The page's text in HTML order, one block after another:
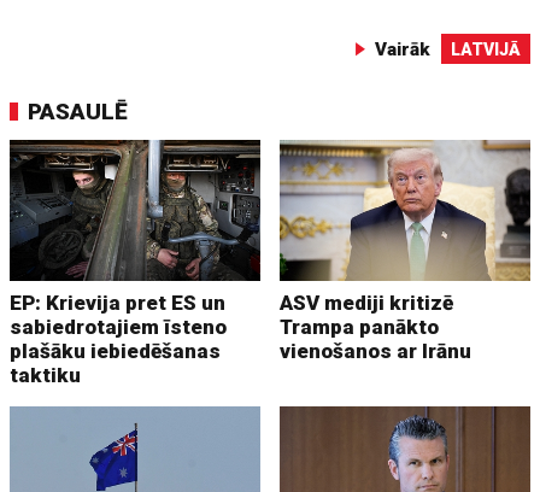
Vairāk LATVIJĀ
PASAULĒ
EP: Krievija pret ES un
sabiedrotajiem īsteno
plašāku iebiedēšanas
taktiku
ASV mediji kritizē
Trampa panākto
vienošanos ar Irānu